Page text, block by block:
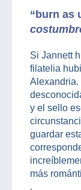
“burn as
Si Jannett
filatelia
Alexandria.
y el sello
guardar
más